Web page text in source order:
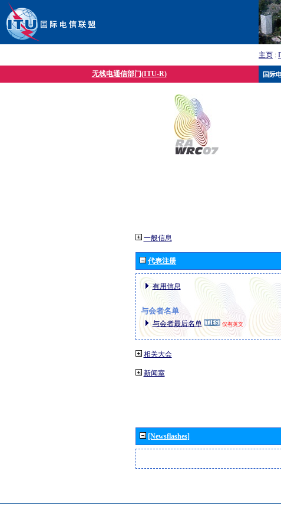
主页 :
无线电通信部门(ITU-R)
一般信息
代表注册
有用信息
与会者名单
与会者最后名单 仅有英文
相关大会
新闻室
[Newsflashes]
国际